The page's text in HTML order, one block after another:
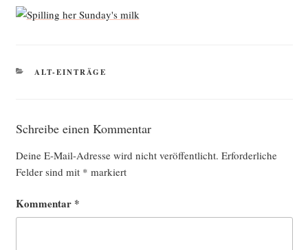
KATEGORIEN
ALT-EINTRÄGE
Schreibe einen Kommentar
Deine E-Mail-Adresse wird nicht veröffentlicht. Erforderliche
Felder sind mit * markiert
Kommentar *